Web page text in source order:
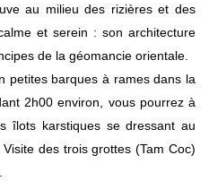
au milieu des rizières et des
et serein : son architecture
de la géomancie orientale.
petites barques à rames dans la
2h00 environ, vous pourrez à
îlots karstiques se dressant au
des trois grottes (Tam Coc)